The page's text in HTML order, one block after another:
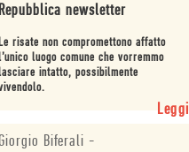
newsletter
risate non compromettono affatto
luogo comune che vorremmo
intatto, possibilmente
Leggi
Biferali -